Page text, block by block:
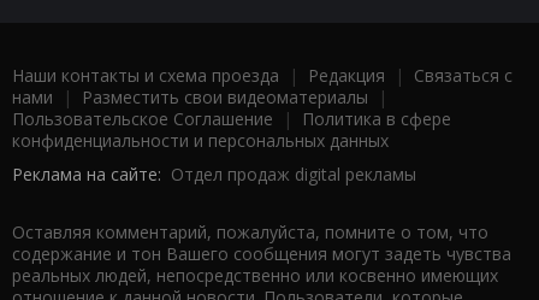
Наши контакты и схема проезда | Редакция | Связаться с
нами | Разместить свои видеоматериалы |
Пользовательское Соглашение |
Политика в сфере
конфиденциальности и персональных данных
Реклама на сайте: Отдел продаж digital рекламы
Оставляя комментарий, пожалуйста, помните о том, что
содержание и тон Вашего сообщения могут задеть чувства
реальных людей, непосредственно или косвенно имеющих